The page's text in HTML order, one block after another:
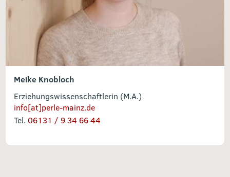
Meike Knobloch
Erziehungswissenschaftlerin (M.A.)
info[at]perle-mainz.de
Tel. 06131 / 9 34 66 44